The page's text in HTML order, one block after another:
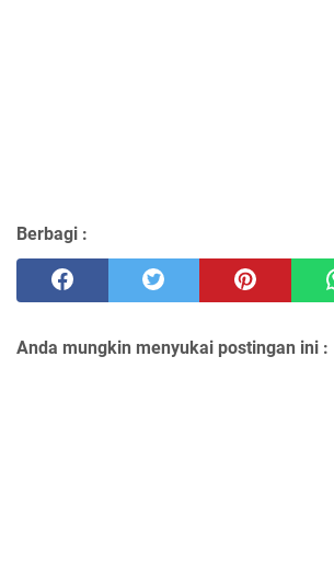
Berbagi :
Anda mungkin menyukai postingan ini :